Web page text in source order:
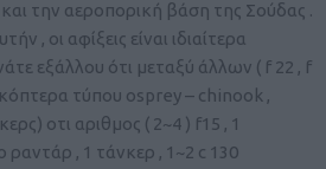
την αεροπορική βάση της Σούδας .
, οι αφίξεις είναι ιδιαίτερα
εξάλλου ότι μεταξύ άλλων ( f 22 , f
τύπου osprey – chinook ,
οτι αριθμος ( 2~4 ) f15 , 1
, 1 τάνκερ , 1~2 c 130